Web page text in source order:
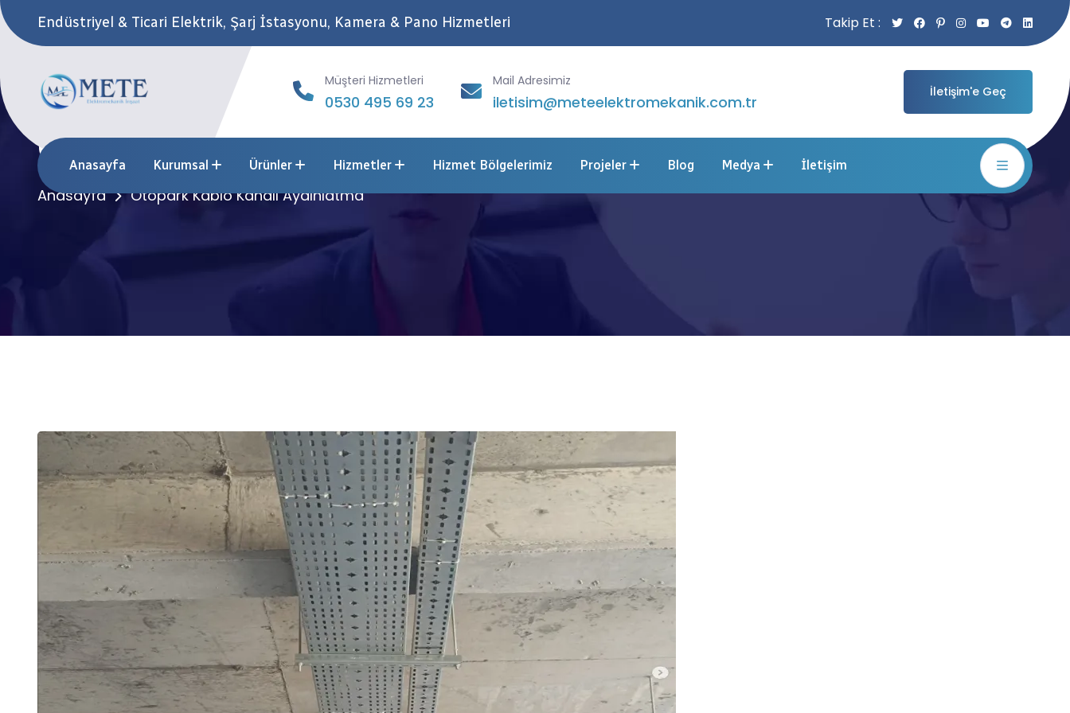
Endüstriyel & Ticari Elektrik, Şarj İstasyonu, Kamera & Pano Hizmetleri Takip Et :
Müşteri Hizmetleri
0530 495 69 23
Mail Adresimiz
iletisim@meteelektromekanik.com.tr
İletişim'e Geç
Anasayfa Kurumsal Ürünler Hizmetler Hizmet Bölgelerimiz Projeler Blog Medya İletişim
Otopark Kablo Kanalı Aydınlatma
Anasayfa Otopark Kablo Kanalı Aydınlatma